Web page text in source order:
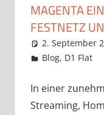
MAGENTA
FESTNETZ
2. September
Blog, D1 Flat
In einer
Streaming,